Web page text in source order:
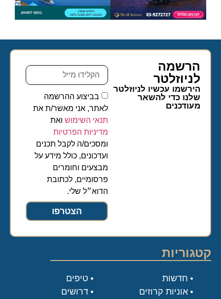
הרשמה
לניוזלטר​
הירשמו עכשיו לניוזלטר
שלנו כדי להשאר
מעודכנים
בביצוע ההרשמה
לאתר, אני מאשר/ת את
תנאי השימושואת
מדיניות הפרטיות
ומסכים/ה לקבל תכנים
ועדכונים, כולל מידע על
מבצעים וחומרים
פרסומיים, לכתובת
הדוא״ל שלי.
הצטרפו
קטגוריות
טיפים
דרושים
חדשות
אוניות קרוזים